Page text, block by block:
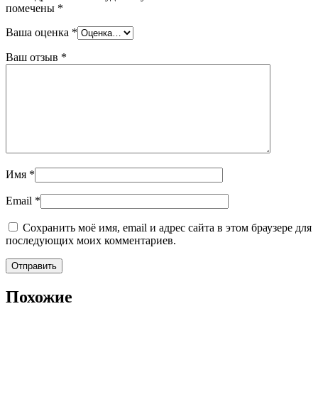
помечены *
Ваша оценка *
Ваш отзыв *
Имя *
Email *
Сохранить моё имя, email и адрес сайта в этом браузере для
последующих моих комментариев.
Похожие